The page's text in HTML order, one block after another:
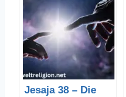
Jesaja 38 – Die